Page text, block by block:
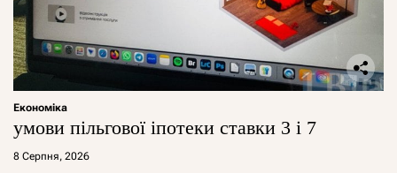
Економіка
умови пільгової іпотеки ставки 3 і 7
8 Серпня, 2026